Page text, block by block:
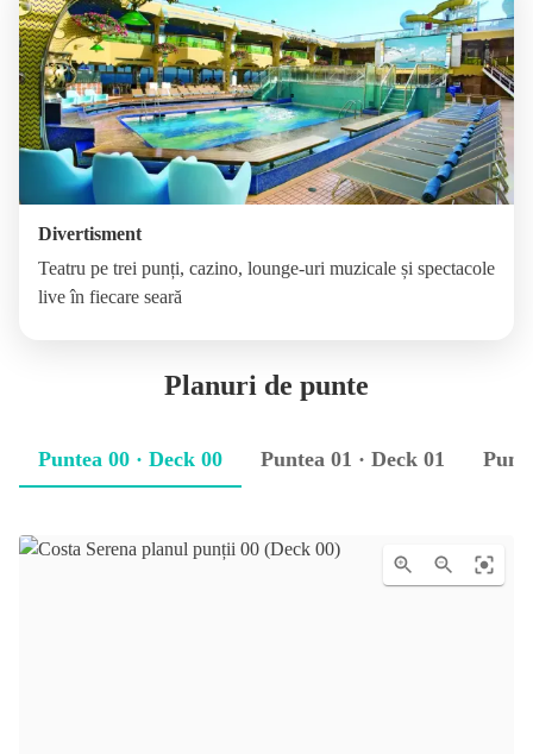
Divertisment
Teatru pe trei punți, cazino, lounge-uri muzicale și spectacole
live în fiecare seară
Planuri de punte
Puntea 00 · Deck 00 Puntea 01 · Deck 01